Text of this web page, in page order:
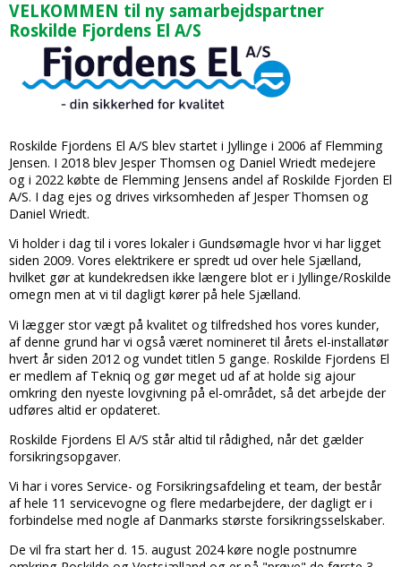
VELKOMMEN til ny samarbejdspartner
Roskilde Fjordens El A/S
Roskilde Fjordens El A/S blev startet i Jyllinge i 2006 af Flemming
Jensen. I 2018 blev Jesper Thomsen og Daniel Wriedt medejere
og i 2022 købte de Flemming Jensens andel af Roskilde Fjorden El
A/S. I dag ejes og drives virksomheden af Jesper Thomsen og
Daniel Wriedt.
Vi holder i dag til i vores lokaler i Gundsømagle hvor vi har ligget
siden 2009. Vores elektrikere er spredt ud over hele Sjælland,
hvilket gør at kundekredsen ikke længere blot er i Jyllinge/Roskilde
omegn men at vi til dagligt kører på hele Sjælland.
Vi lægger stor vægt på kvalitet og tilfredshed hos vores kunder,
af denne grund har vi også været nomineret til årets el-installatør
hvert år siden 2012 og vundet titlen 5 gange. Roskilde Fjordens El
er medlem af Tekniq og gør meget ud af at holde sig ajour
omkring den nyeste lovgivning på el-området, så det arbejde der
udføres altid er opdateret.
Roskilde Fjordens El A/S står altid til rådighed, når det gælder
forsikringsopgaver.
Vi har i vores Service- og Forsikringsafdeling et team, der består
af hele 11 servicevogne og flere medarbejdere, der dagligt er i
forbindelse med nogle af Danmarks største forsikringsselskaber.
De vil fra start her d. 15. august 2024 køre nogle postnumre